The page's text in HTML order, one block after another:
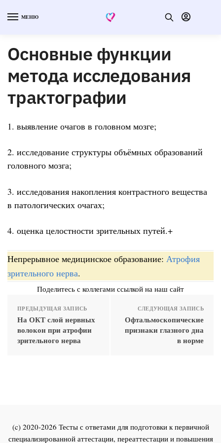
МЕНЮ
Основные функции
метода исследования
трактографии
1. выявление очагов в головном мозге;
2. исследование структуры объёмных образований
головного мозга;
3. исследования накопления контрастного вещества
в патологических очагах;
4. оценка целостности зрительных путей.+
Непрерывное медицинское образование: Атрофия
зрительного нерва.
Поделитесь с коллегами ссылкой на наш сайт
ПРЕДЫДУЩАЯ ЗАПИСЬ
На ОКТ слой нервных
волокон при атрофии
зрительного нерва
СЛЕДУЮЩАЯ ЗАПИСЬ
Офтальмоскопические
признаки глазного дна
в норме
(c) 2020-2026 Тесты с ответами для подготовки к первичной
специализированной аттестации, переаттестации и повышения